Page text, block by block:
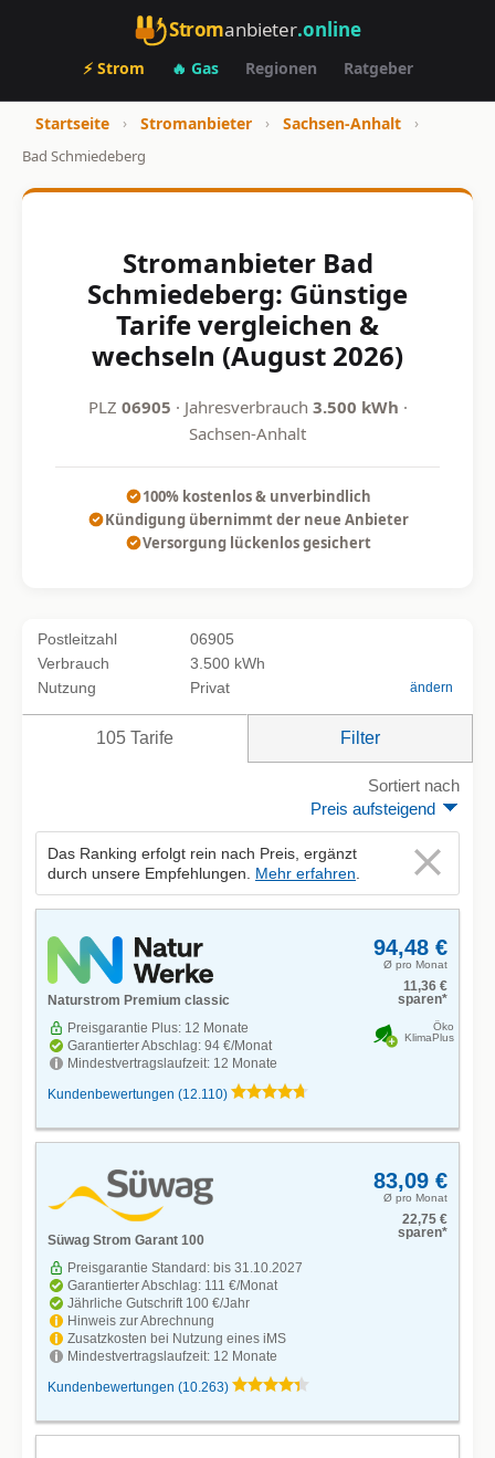
Stromanbieter.online
⚡ Strom 🔥 Gas Regionen Ratgeber
Startseite › Stromanbieter › Sachsen-Anhalt
›
Bad Schmiedeberg
Stromanbieter Bad
Schmiedeberg: Günstige
Tarife vergleichen &
wechseln (August 2026)
PLZ 06905 · Jahresverbrauch 3.500 kWh ·
Sachsen-Anhalt
100% kostenlos & unverbindlich
Kündigung übernimmt der neue Anbieter
Versorgung lückenlos gesichert